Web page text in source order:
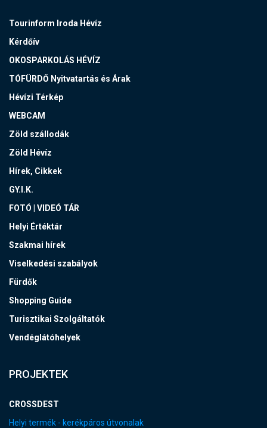
Tourinform Iroda Hévíz
Kérdőív
OKOSPARKOLÁS HÉVÍZ
TÓFÜRDŐ Nyitvatartás és Árak
Hévízi Térkép
WEBCAM
Zöld szállodák
Zöld Hévíz
Hírek, Cikkek
GY.I.K.
FOTÓ | VIDEÓ TÁR
Helyi Értéktár
Szakmai hírek
Viselkedési szabályok
Fürdők
Shopping Guide
Turisztikai Szolgáltatók
Vendéglátóhelyek
PROJEKTEK
CROSSDEST
Helyi termék - kerékpáros útvonalak